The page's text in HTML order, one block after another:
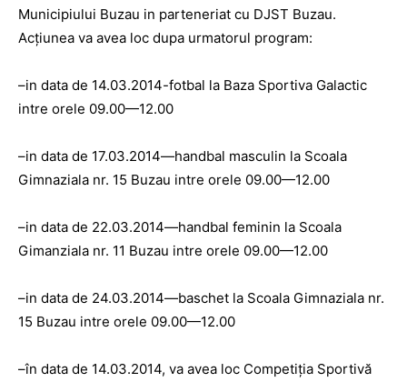
Municipiului Buzau in parteneriat cu DJST Buzau.
Acţiunea va avea loc dupa urmatorul program:
–in data de 14.03.2014-fotbal la Baza Sportiva Galactic
intre orele 09.00—12.00
–in data de 17.03.2014—handbal masculin la Scoala
Gimnaziala nr. 15 Buzau intre orele 09.00—12.00
–in data de 22.03.2014—handbal feminin la Scoala
Gimanziala nr. 11 Buzau intre orele 09.00—12.00
–in data de 24.03.2014—baschet la Scoala Gimnaziala nr.
15 Buzau intre orele 09.00—12.00
–în data de 14.03.2014, va avea loc Competiţia Sportivă